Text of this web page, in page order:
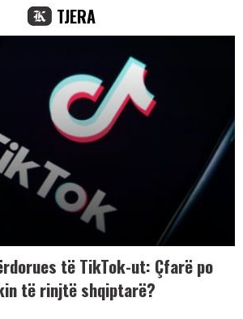
TJERA
të TikTok-ut: Çfarë po
të rinjtë shqiptarë?